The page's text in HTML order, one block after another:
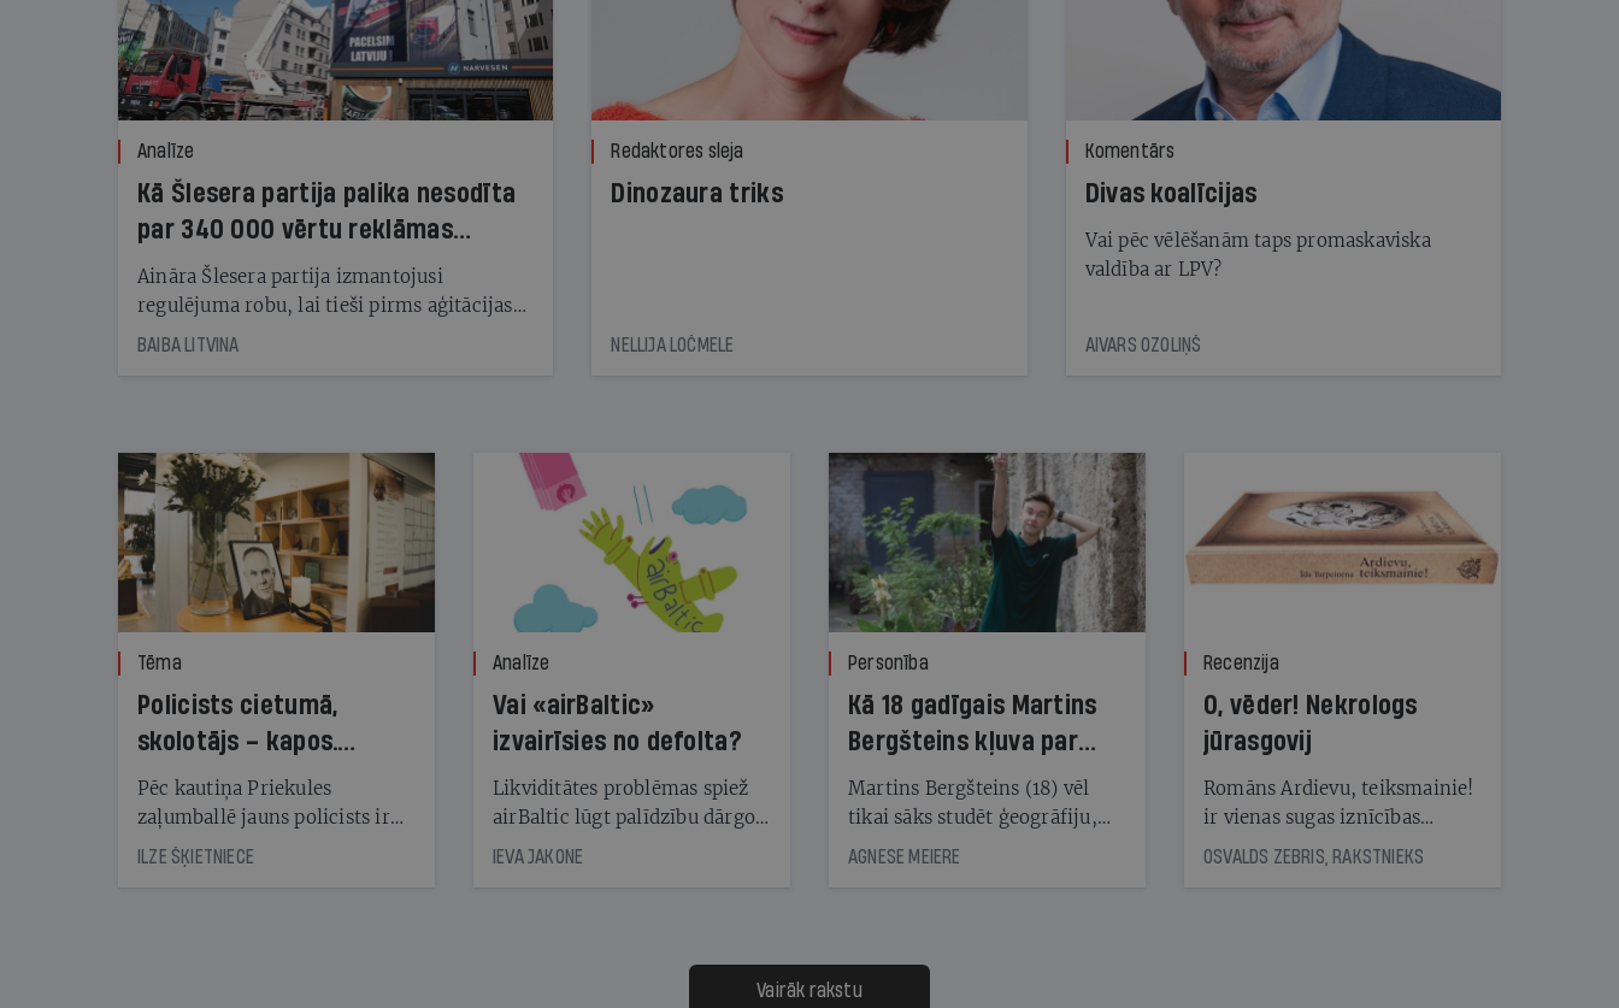
Analīze
Kā Šlesera partija palika nesodīta
par 340 000 vērtu reklāmas
kampaņu
Aināra Šlesera partija izmantojusi
regulējuma robu, lai tieši pirms aģitācijas
starta izreklamētos par summu, kas
BAIBA LITVINA
Redaktores sleja
Dinozaura triks
NELLIJA LOČMELE
Komentārs
Divas koalīcijas
Vai pēc vēlēšanām taps promaskaviska
valdība ar LPV?
AIVARS OZOLIŅŠ
Tēma
Policists cietumā,
skolotājs – kapos.
Reibuma cena Priekulē
Pēc kautiņa Priekules
zaļumballē jauns policists ir
nonācis cietumā, bet
cienījams pedagogs — kapos.
ILZE ŠĶIETNIECE
Analīze
Vai «airBaltic»
izvairīsies no defolta?
Likviditātes problēmas spiež
airBaltic lūgt palīdzību dārgo
obligāciju turētājiem, taču
samaksāt augstos procentus,
kas jāpārskaita jau trīs dienas
IEVA JAKONE
Personība
Kā 18 gadīgais Martins
Bergšteins kļuva par
laika ziņu seju?
Martins Bergšteins (18) vēl
tikai sāks studēt ģeogrāfiju,
bet viņa sacītajam jau uzticas
uzcītīga darba, mammas
atbalsts un drosme turpināt
AGNESE MEIERE
Recenzija
O, vēder! Nekrologs
jūrasgovij
Romāns Ardievu, teiksmainie!
ir vienas sugas iznīcības
traģiskais stāsts
OSVALDS ZEBRIS, RAKSTNIEKS
Vairāk rakstu